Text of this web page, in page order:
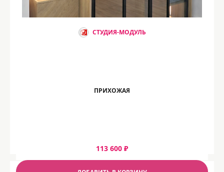
СТУДИЯ-МОДУЛЬ
ПРИХОЖАЯ
113 600 ₽